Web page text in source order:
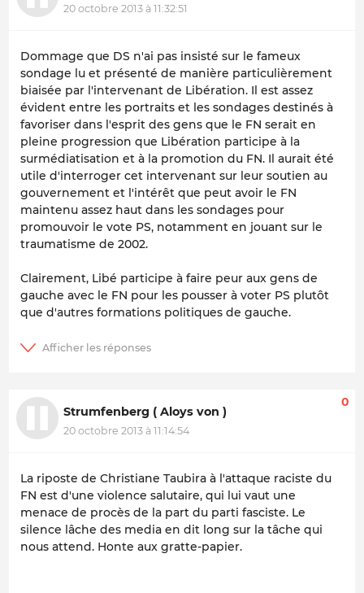
20 octobre 2013 à 11:32:51
Dommage que DS n'ai pas insisté sur le fameux
sondage lu et présenté de manière particulièrement
biaisée par l'intervenant de Libération. Il est assez
évident entre les portraits et les sondages destinés à
favoriser dans l'esprit des gens que le FN serait en
pleine progression que Libération participe à la
surmédiatisation et à la promotion du FN. Il aurait été
utile d'interroger cet intervenant sur leur soutien au
gouvernement et l'intérêt que peut avoir le FN
maintenu assez haut dans les sondages pour
promouvoir le vote PS, notamment en jouant sur le
traumatisme de 2002.
Clairement, Libé participe à faire peur aux gens de
gauche avec le FN pour les pousser à voter PS plutôt
que d'autres formations politiques de gauche.
Strumfenberg ( Aloys von )
20 octobre 2013 à 11:14:54
0
La riposte de Christiane Taubira à l'attaque raciste du
FN est d'une violence salutaire, qui lui vaut une
menace de procès de la part du parti fasciste. Le
silence lâche des media en dit long sur la tâche qui
nous attend. Honte aux gratte-papier.